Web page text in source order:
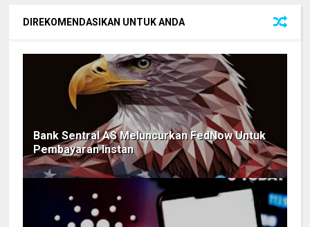
DIREKOMENDASIKAN UNTUK ANDA
Bank Sentral AS Meluncurkan FedNow Untuk
Pembayaran Instan